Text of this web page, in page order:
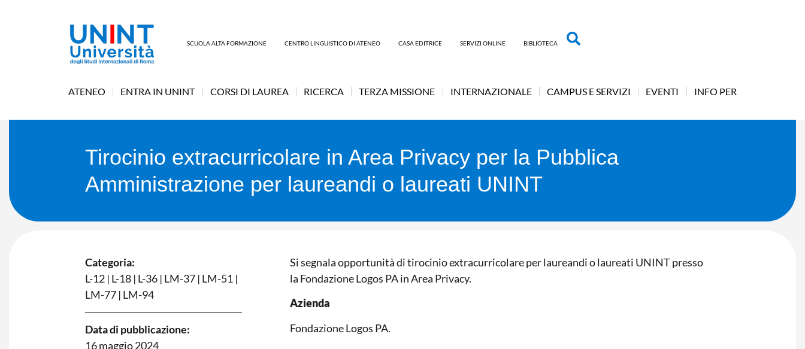
SCUOLA ALTA FORMAZIONE CENTRO LINGUISTICO DI ATENEO CASA EDITRICE SERVIZI ONLINE BIBLIOTECA
ATENEO ENTRA IN UNINT CORSI DI LAUREA RICERCA TERZA MISSIONE INTERNAZIONALE CAMPUS E SERVIZI EVENTI INFO PER
Tirocinio extracurricolare in Area Privacy per la Pubblica
Amministrazione per laureandi o laureati UNINT
Categoria:
L-12 | L-18 | L-36 | LM-37 | LM-51 |
LM-77 | LM-94
Data di pubblicazione:
16 maggio 2024
Si segnala opportunità di tirocinio extracurricolare per laureandi o laureati UNINT presso
la Fondazione Logos PA in Area Privacy.
Azienda
Fondazione Logos PA.